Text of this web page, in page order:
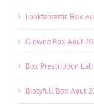
Lookfantastic Box
Glowria Box Aout
Box Prescription
Biotyfull Box Aout